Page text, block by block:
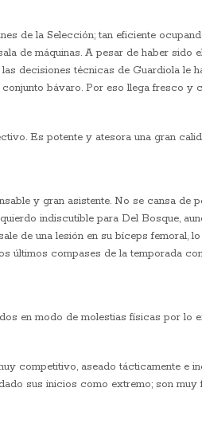
de la Selección; tan eficiente
de máquinas. A pesar de haber sido
decisiones técnicas de Guardiola le
bávaro. Por eso llega fresco y
Es potente y atesora una gran
y gran asistente. No se cansa de
indiscutible para Del Bosque,
de una lesión en su bíceps femoral,
últimos compases de la temporada
en modo de molestias físicas por lo
competitivo, aseado tácticamente e
sus inicios como extremo; son muy